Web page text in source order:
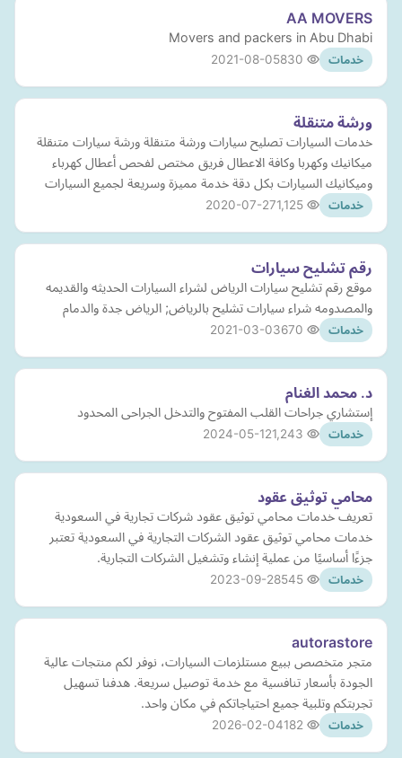
AA MOVERS
Movers and packers in Abu Dhabi
خدمات 2021-08-05
ورشة متنقلة
خدمات السيارات تصليح سيارات ورشة متنقلة ورشة سيارات متنقلة
ميكانيك وكهربا وكافة الاعطال فريق مختص لفحص أعطال كهرباء
وميكانيك السيارات بكل دقة خدمة مميزة وسريعة لجميع السيارات
خدمات 2020-07-27
رقم تشليح سيارات
موقع رقم تشليح سيارات الرياض لشراء السيارات الحديثه والقديمه
والمصدومه شراء سيارات تشليح بالرياض; الرياض جدة والدمام
خدمات 2021-03-03
د. محمد الغنام
إستشاري جراحات القلب المفتوح والتدخل الجراحى المحدود
خدمات 2024-05-12
محامي توثيق عقود
تعريف خدمات محامي توثيق عقود شركات تجارية في السعودية
خدمات محامي توثيق عقود الشركات التجارية في السعودية تعتبر
جزءًا أساسيًا من عملية إنشاء وتشغيل الشركات التجارية.
خدمات 2023-09-28
autorastore
متجر متخصص ببيع مستلزمات السيارات، نوفر لكم منتجات عالية
الجودة بأسعار تنافسية مع خدمة توصيل سريعة. هدفنا تسهيل
تجربتكم وتلبية جميع احتياجاتكم في مكان واحد.
خدمات 2026-02-04